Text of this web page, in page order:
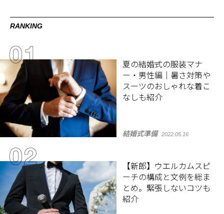
RANKING
夏の結婚式の服装マナ
ー・男性編｜暑さ対策や
スーツのおしゃれな着こ
なしも紹介
結婚式準備 2022.05.16
【新郎】ウエルカムスピ
ーチの構成と文例を総ま
とめ。緊張しないコツも
紹介